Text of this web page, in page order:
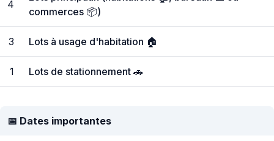
4
commerces 📦)
3 Lots à usage d'habitation 🏠
1 Lots de stationnement 🚗
📅 Dates importantes